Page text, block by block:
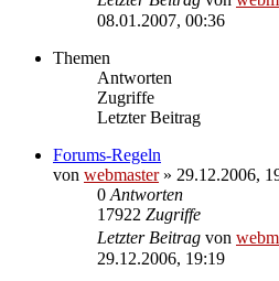
08.01.2007, 00:36
Themen
Antworten
Zugriffe
Letzter Beitrag
Forums-Regeln
von webmaster» 29.12.2006,
0 Antworten
17922 Zugriffe
Letzter Beitrag von
29.12.2006, 19:19